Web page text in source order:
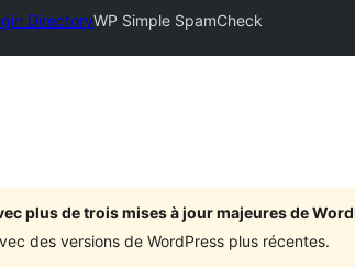
DirectoryWP Simple SpamCheck
plus de trois mises à jour majeures de
des versions de WordPress plus récentes.